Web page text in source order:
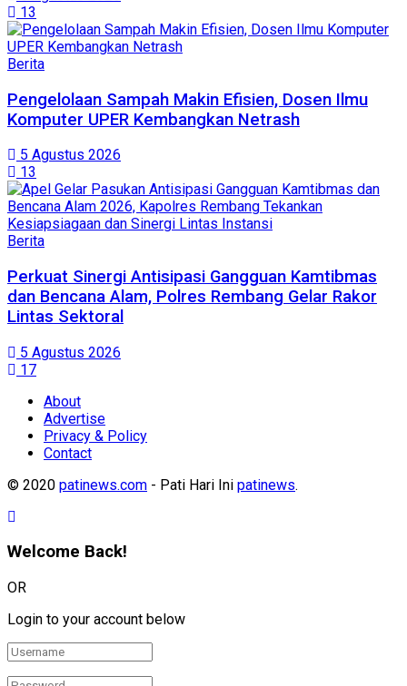
13
Berita
Pengelolaan Sampah Makin Efisien, Dosen Ilmu
Komputer UPER Kembangkan Netrash
5 Agustus 2026
13
Berita
Perkuat Sinergi Antisipasi Gangguan Kamtibmas
dan Bencana Alam, Polres Rembang Gelar Rakor
Lintas Sektoral
5 Agustus 2026
17
About
Advertise
Privacy & Policy
Contact
© 2020 patinews.com - Pati Hari Ini patinews.
Welcome Back!
OR
Login to your account below